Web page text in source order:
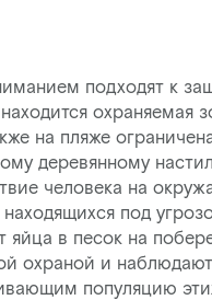
подходят к
на пляже
деревянному
человека на
под
яйца в песок на
охраной и
популяцию